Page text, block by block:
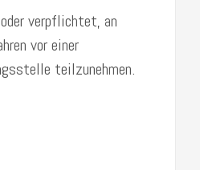
verpflichtet, an
vor einer
teilzunehmen.